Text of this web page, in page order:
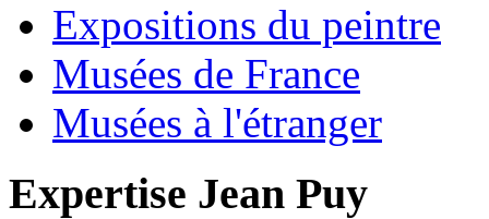
Expositions du peintre
Musées de France
Musées à l'étranger
Expertise Jean Puy